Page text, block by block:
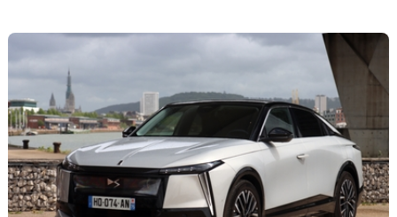
Forum
Moto
Marques